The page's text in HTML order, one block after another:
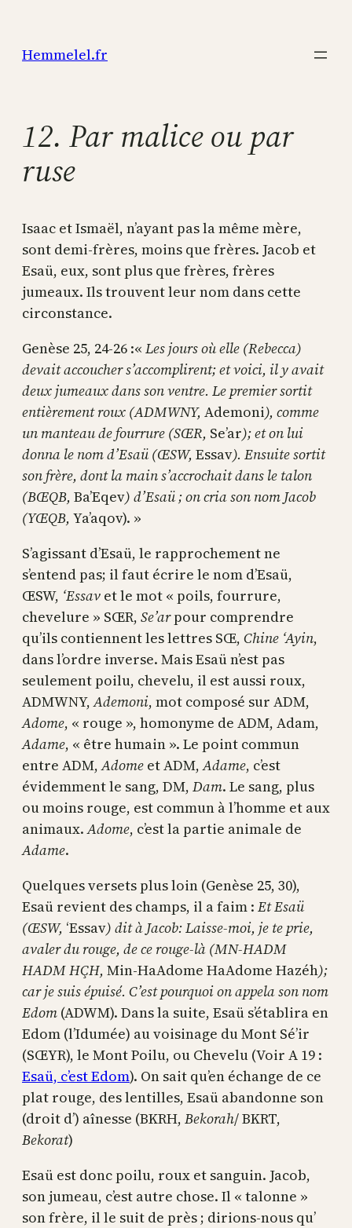
contenu
Hemmelel.fr
12. Par malice ou par
ruse
Isaac et Ismaël, n’ayant pas la même mère,
sont demi-frères, moins que frères. Jacob et
Esaü, eux, sont plus que frères, frères
jumeaux. Ils trouvent leur nom dans cette
circonstance.
Genèse 25, 24-26 :« Les jours où elle (Rebecca)
devait accoucher s’accomplirent; et voici, il y avait
deux jumeaux dans son ventre. Le premier sortit
entièrement roux (ADMWNY, Ademoni), comme
un manteau de fourrure (SŒR, Se’ar); et on lui
donna le nom d’Esaü (ŒSW, Essav). Ensuite sortit
son frère, dont la main s’accrochait dans le talon
(BŒQB, Ba’Eqev) d’Esaü ; on cria son nom Jacob
(YŒQB, Ya’aqov). »
S’agissant d’Esaü, le rapprochement ne
s’entend pas; il faut écrire le nom d’Esaü,
ŒSW, ‘Essav et le mot « poils, fourrure,
chevelure » SŒR, Se’arpour comprendre
qu’ils contiennent les lettres SŒ, Chine ‘Ayin,
dans l’ordre inverse. Mais Esaü n’est pas
seulement poilu, chevelu, il est aussi roux,
ADMWNY,Ademoni, mot composé sur ADM,
Adome, « rouge », homonyme de ADM, Adam,
Adame, « être humain ». Le point commun
entre ADM,Adome et ADM,Adame, c’est
évidemment le sang, DM, Dam. Le sang, plus
ou moins rouge, est commun à l’homme et aux
animaux.Adome, c’est la partie animale de
Adame.
Quelques versets plus loin (Genèse 25, 30),
Esaü revient des champs, il a faim : Et Esaü
(ŒSW, ‘Essav) dit à Jacob: Laisse-moi, je te prie,
avaler du rouge, de ce rouge-là (MN-HADM
HADM HÇH, Min-HaAdome HaAdome Hazéh);
car je suis épuisé. C’est pourquoi on appela son nom
Edom (ADWM). Dans la suite, Esaü s’établira en
Edom (l’Idumée) au voisinage du Mont Sé’ir
(SŒYR), le Mont Poilu, ou Chevelu (Voir A 19 :
Esaü, c’est Edom). On sait qu’en échange de ce
plat rouge, des lentilles, Esaü abandonne son
(droit d’) aînesse (BKRH, Bekorah/ BKRT,
Bekorat)
Esaü est donc poilu, roux et sanguin. Jacob,
son jumeau, c’est autre chose. Il « talonne »
son frère, il le suit de près ; dirions-nous qu’